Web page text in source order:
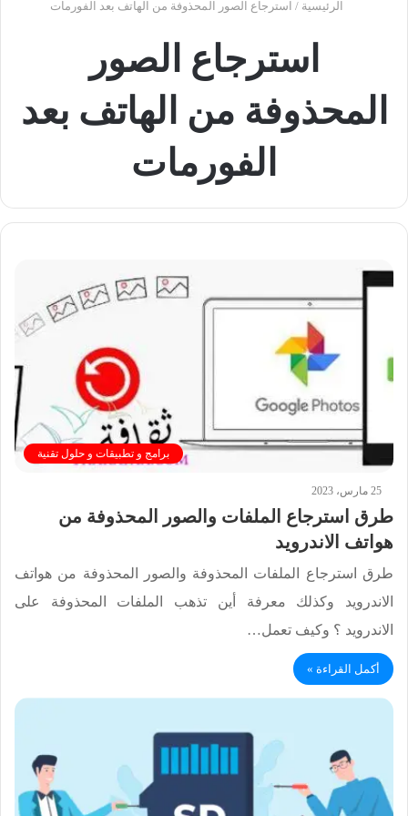
الرئيسية / استرجاع الصور المحذوفة من الهاتف بعد الفورمات
استرجاع الصور
المحذوفة من الهاتف بعد
الفورمات
برامج و تطبيقات و حلول تقنية
25 مارس، 2023
طرق استرجاع الملفات والصور المحذوفة من
هواتف الاندرويد
طرق استرجاع الملفات المحذوفة والصور المحذوفة من هواتف
الاندرويد وكذلك معرفة أين تذهب الملفات المحذوفة على
الاندرويد ؟ وكيف تعمل…
أكمل القراءة »